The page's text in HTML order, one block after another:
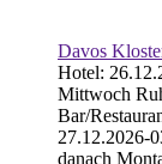
Davos
Hotel:
Mittwoch
Bar/
27.12.2026-
danach